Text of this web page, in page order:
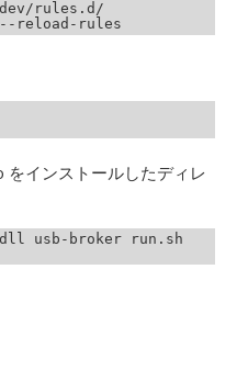
rules.d/
--reload-rules
インストールしたディレ
usb-broker run.sh